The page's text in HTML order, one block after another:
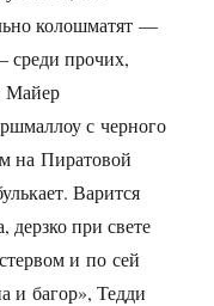
колошматят —
среди прочих,
Майер
с черного
на Пиратовой
Варится
дерзко при свете
и по сей
и багор», Тедди